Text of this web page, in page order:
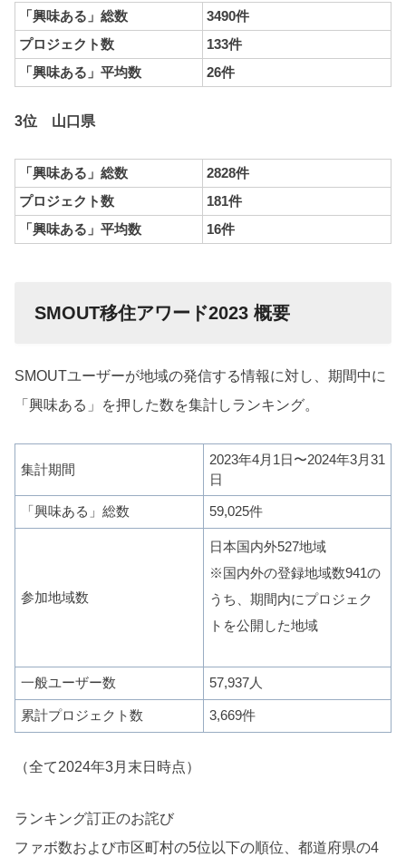
「興味ある」総数
3490件
プロジェクト数
133件
「興味ある」平均数
26件
3位 山口県
「興味ある」総数
2828件
プロジェクト数
181件
「興味ある」平均数
16件
SMOUT移住アワード2023 概要
SMOUTユーザーが地域の発信する情報に対し、期間中に
「興味ある」を押した数を集計しランキング。
集計期間
2023年4月1日〜2024年3月31
日
「興味ある」総数 59,025件
参加地域数
日本国内外527地域
※国内外の登録地域数941の
うち、期間内にプロジェク
トを公開した地域
一般ユーザー数 57,937人
累計プロジェクト数 3,669件
（全て2024年3月末日時点）
ランキング訂正のお詫び
ファボ数および市区町村の5位以下の順位、都道府県の4